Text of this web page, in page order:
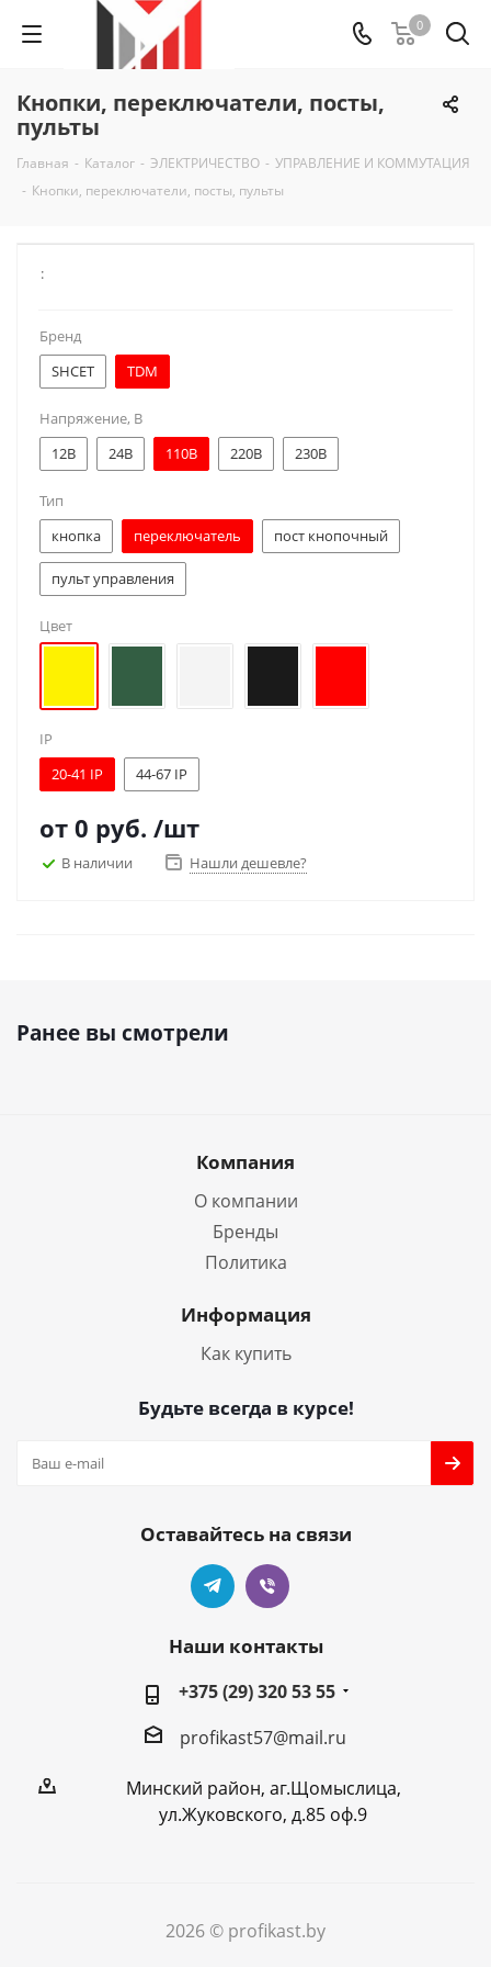
0
Кнопки, переключатели, посты,
пульты
Главная - Каталог - ЭЛЕКТРИЧЕСТВО - УПРАВЛЕНИЕ И КОММУТАЦИЯ
- Кнопки, переключатели, посты, пульты
:
Бренд
SHCET
TDM
Напряжение, В
12В
24В 110В 220В 230В
Тип
кнопка
переключатель пост кнопочный
пульт управления
Цвет
IP
20-41 IP
44-67 IP
от 0 руб. /шт
В наличии Нашли дешевле?
Ранее вы смотрели
Компания
О компании
Бренды
Политика
Информация
Как купить
Будьте всегда в курсе!
Оставайтесь на связи
Наши контакты
+375 (29) 320 53 55
profikast57@mail.ru
Минский район, аг.Щомыслица,
ул.Жуковского, д.85 оф.9
2026 © profikast.by